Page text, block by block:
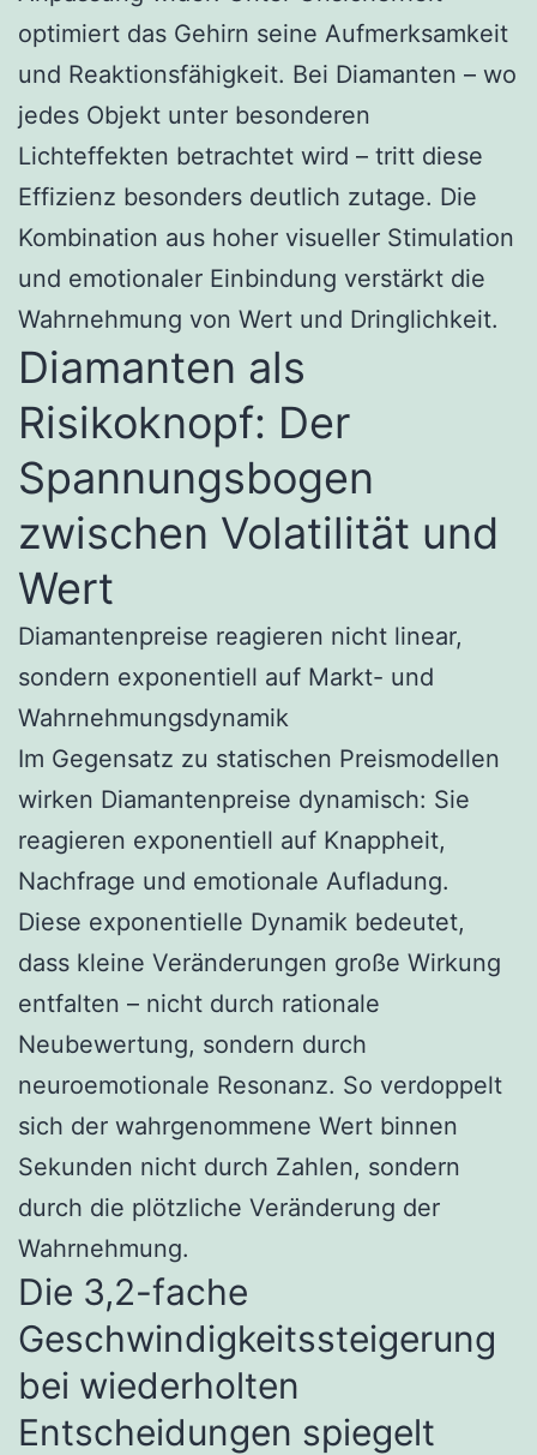
optimiert das Gehirn seine Aufmerksamkeit
und Reaktionsfähigkeit. Bei Diamanten – wo
jedes Objekt unter besonderen
Lichteffekten betrachtet wird – tritt diese
Effizienz besonders deutlich zutage. Die
Kombination aus hoher visueller Stimulation
und emotionaler Einbindung verstärkt die
Wahrnehmung von Wert und Dringlichkeit.
Diamanten als
Risikoknopf: Der
Spannungsbogen
zwischen Volatilität und
Wert
Diamantenpreise reagieren nicht linear,
sondern exponentiell auf Markt- und
Wahrnehmungsdynamik
Im Gegensatz zu statischen Preismodellen
wirken Diamantenpreise dynamisch: Sie
reagieren exponentiell auf Knappheit,
Nachfrage und emotionale Aufladung.
Diese exponentielle Dynamik bedeutet,
dass kleine Veränderungen große Wirkung
entfalten – nicht durch rationale
Neubewertung, sondern durch
neuroemotionale Resonanz. So verdoppelt
sich der wahrgenommene Wert binnen
Sekunden nicht durch Zahlen, sondern
durch die plötzliche Veränderung der
Wahrnehmung.
Die 3,2-fache
Geschwindigkeitssteigerung
bei wiederholten
Entscheidungen spiegelt